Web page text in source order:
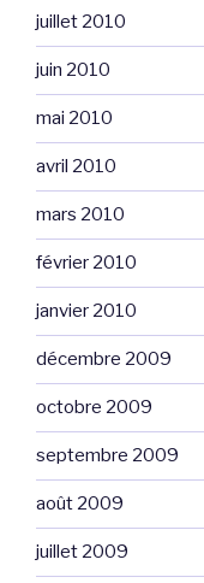
juillet 2010
juin 2010
mai 2010
avril 2010
mars 2010
février 2010
janvier 2010
décembre 2009
octobre 2009
septembre 2009
août 2009
juillet 2009